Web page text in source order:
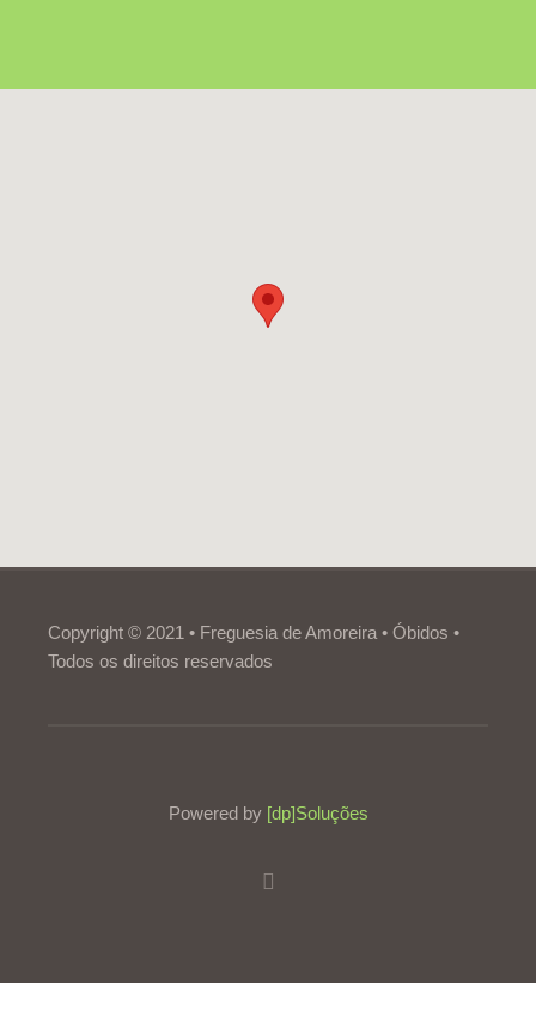
Copyright © 2021 • Freguesia de Amoreira • Óbidos •
Todos os direitos reservados
Powered by [dp]Soluções